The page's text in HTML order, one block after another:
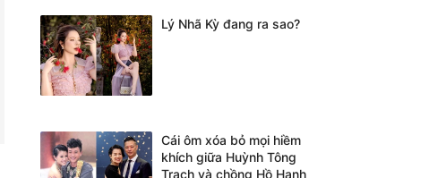
Lý Nhã Kỳ đang ra sao?
Cái ôm xóa bỏ mọi hiềm
khích giữa Huỳnh Tông
Trạch và chồng Hồ Hạnh